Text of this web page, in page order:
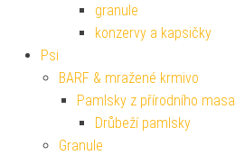
granule
konzervy a kapsičky
Psi
BARF & mražené krmivo
Pamlsky z přírodního masa
Drůbeží pamlsky
Granule